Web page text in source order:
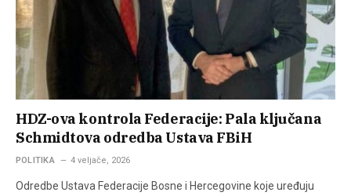
HDZ-ova kontrola Federacije: Pala ključana
Schmidtova odredba Ustava FBiH
POLITIKA 4 veljače, 2026
Odredbe Ustava Federacije Bosne i Hercegovine koje uređuju